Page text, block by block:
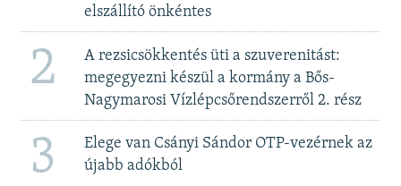
elszállító önkéntes
2
A rezsicsökkentés üti a szuverenitást:
megegyezni készül a kormány a Bős-
Nagymarosi Vízlépcsőrendszerről 2. rész
3
Elege van Csányi Sándor OTP-vezérnek az
újabb adókból